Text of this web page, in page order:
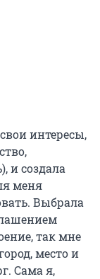
интересы,
и создала
меня
Выбрала
так мне
место и
Сама я,